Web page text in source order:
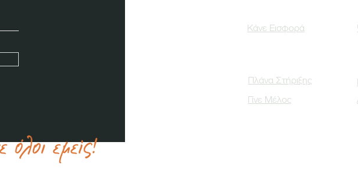
Κάνε Εισφορά
Πλάνα Στήριξης
Γίνε Μέλος